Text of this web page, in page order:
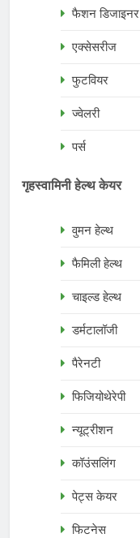
फैशन डिजाइनर
एक्सेसरीज
फुटवियर
ज्वेलरी
पर्स
गृहस्वामिनी हेल्थ केयर
वुमन हेल्थ
फैमिली हेल्थ
चाइल्ड हेल्थ
डर्मटालॉजी
पैरेनटी
फिजियोथेरेपी
न्यूट्रीशन
कॉउंसलिंग
पेट्स केयर
फिटनेस